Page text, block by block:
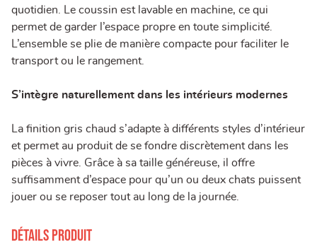
quotidien. Le coussin est lavable en machine, ce qui
permet de garder l’espace propre en toute simplicité.
L’ensemble se plie de manière compacte pour faciliter le
transport ou le rangement.
S’intègre naturellement dans les intérieurs modernes
La finition gris chaud s’adapte à différents styles d’intérieur
et permet au produit de se fondre discrètement dans les
pièces à vivre. Grâce à sa taille généreuse, il offre
suffisamment d’espace pour qu’un ou deux chats puissent
jouer ou se reposer tout au long de la journée.
Détails produit